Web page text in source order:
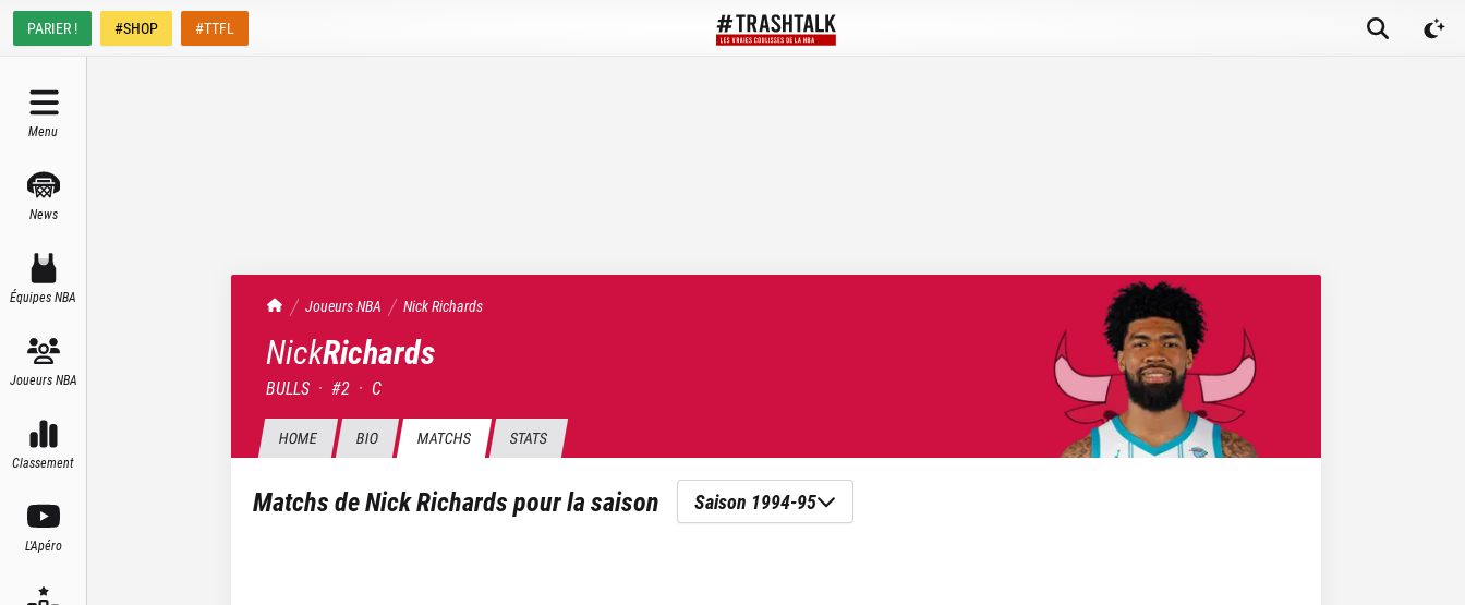
PARIER ! #SHOP #TTFL
Menu
News
Équipes NBA
Joueurs NBA
Classement
L'Apéro
TrashTalk Actu NBA
Joueurs NBA NickRichards
NickRichards
BULLS · #2 · C
HOME BIO MATCHS STATS
Matchs deNick Richardspour la saison Saison 1994-95